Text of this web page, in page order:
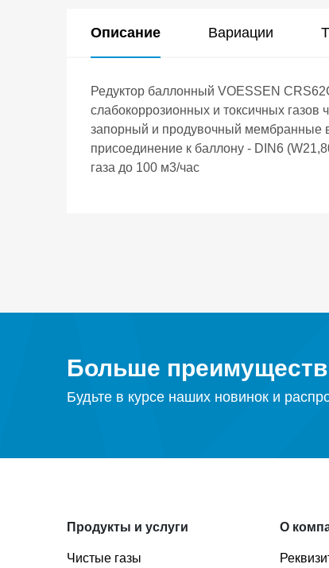
Описание Вариации
Редуктор баллонный VOESSEN
слабокоррозионных и токсичных
запорный и продувочный мембранные
присоединение к баллону - DIN6
газа до 100 м3/час
Больше
Будьте в курсе наших новинок и
Продукты и услуги
Чистые газы
О